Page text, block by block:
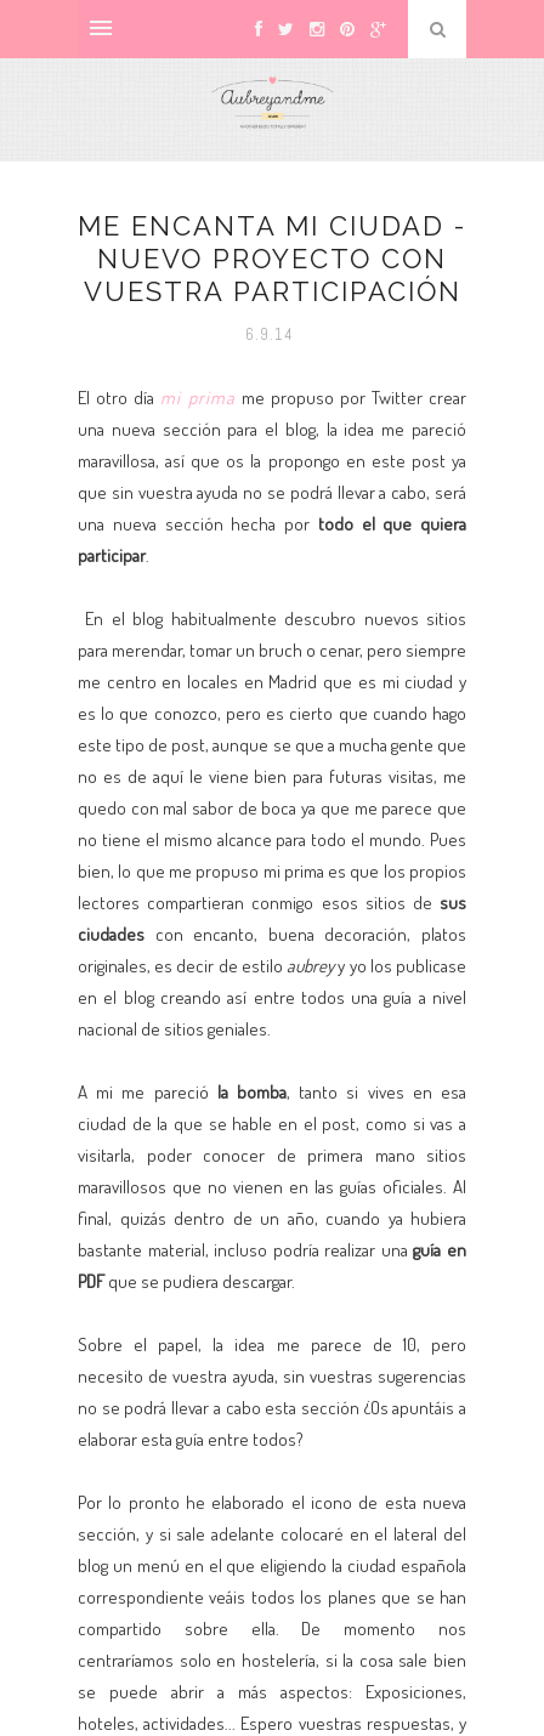
ME ENCANTA MI CIUDAD -
NUEVO PROYECTO CON
VUESTRA PARTICIPACIÓN
6.9.14
El otro día mi prima me propuso por Twitter crear
una nueva sección para el blog, la idea me pareció
maravillosa, así que os la propongo en este post ya
que sin vuestra ayuda no se podrá llevar a cabo, será
una nueva sección hecha por todo el que quiera
participar.
En el blog habitualmente descubro nuevos sitios
para merendar, tomar un bruch o cenar, pero siempre
me centro en locales en Madrid que es mi ciudad y
es lo que conozco, pero es cierto que cuando hago
este tipo de post, aunque se que a mucha gente que
no es de aquí le viene bien para futuras visitas, me
quedo con mal sabor de boca ya que me parece que
no tiene el mismo alcance para todo el mundo. Pues
bien, lo que me propuso mi prima es que los propios
lectores compartieran conmigo esos sitios de sus
ciudades con encanto, buena decoración, platos
originales, es decir de estilo aubreyy yo los publicase
en el blog creando así entre todos una guía a nivel
nacional de sitios geniales.
A mi me pareció la bomba, tanto si vives en esa
ciudad de la que se hable en el post, como si vas a
visitarla, poder conocer de primera mano sitios
maravillosos que no vienen en las guías oficiales. Al
final, quizás dentro de un año, cuando ya hubiera
bastante material, incluso podría realizar unaguía en
PDFque se pudiera descargar.
Sobre el papel, la idea me parece de 10, pero
necesito de vuestra ayuda, sin vuestras sugerencias
no se podrá llevar a cabo esta sección ¿Os apuntáis a
elaborar esta guía entre todos?
Por lo pronto he elaborado el icono de esta nueva
sección, y si sale adelante colocaré en el lateral del
blog un menú en el que eligiendo la ciudad española
correspondiente veáis todos los planes que se han
compartido sobre ella. De momento nos
centraríamos solo en hostelería, si la cosa sale bien
se puede abrir a más aspectos: Exposiciones,
hoteles, actividades... Espero vuestras respuestas, y